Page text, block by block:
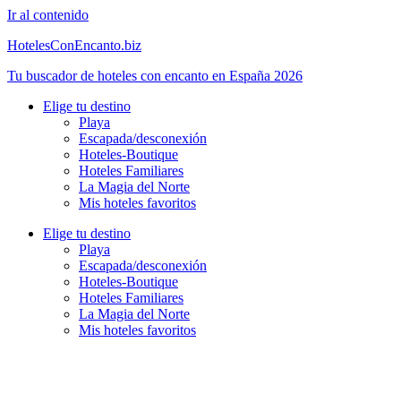
Ir al contenido
HotelesConEncanto.biz
Tu buscador de hoteles con encanto en España 2026
Elige tu destino
Playa
Escapada/desconexión
Hoteles-Boutique
Hoteles Familiares
La Magia del Norte
Mis hoteles favoritos
Elige tu destino
Playa
Escapada/desconexión
Hoteles-Boutique
Hoteles Familiares
La Magia del Norte
Mis hoteles favoritos